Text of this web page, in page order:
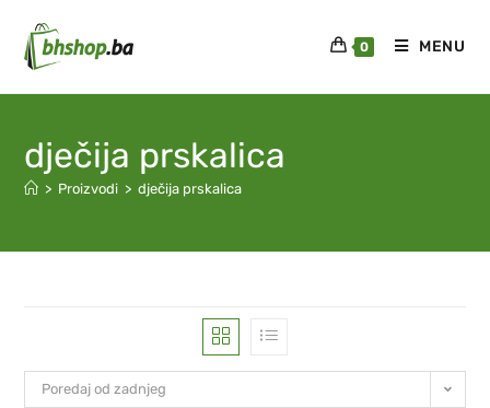
0 MENU
dječija prskalica
> Proizvodi > dječija prskalica
Poredaj od zadnjeg